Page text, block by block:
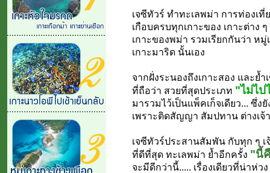
เจซีทัวร์ ทำทะเลพม่า การท่องเ
เกือบครบทุกเกาะของ เกาะต่าง
เกาะของพม่า รวมเรียกกันว่า ห
เกาะมาริด นั้นเอง
จากฝั่งระนองถึงเกาะสอง และย้
ที่ถือว่า สวยที่สุดประเภท "ไม่ไป
มารวมไว้เป็นแพ็คเก็จเดียว... ซึ่ง
เพราะติดสัญญา สัมปทาน ต่างเจ้
เจซีทัวร์ประสานสัมพัน กับทุก ๆ เ
ที่ดีที่สุด ทะเลพม่า ย้ำอีกครั้ง "นี้
จะมีดีกว่านี้..... เรื่องเดียวที่น่าห่